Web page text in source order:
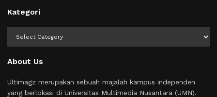
Kategori
About Us
Ultimagz merupakan sebuah majalah kampus independen
yang berlokasi di Universitas Multimedia Nusantara (UMN).